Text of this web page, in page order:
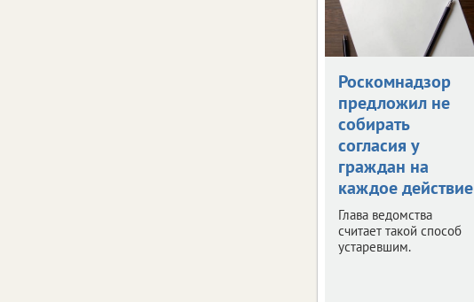
Роскомнадзор
предложил не
собирать
согласия у
граждан на
каждое действие
Глава ведомства
считает такой способ
устаревшим.